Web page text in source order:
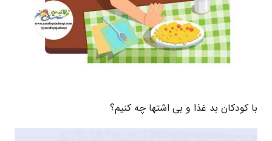
با کودکان بد غذا و بی اشتها چه کنیم؟